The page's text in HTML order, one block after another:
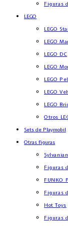
Figuras
LEGO
LEGO
LEGO
LEGO DC
LEGO
LEGO
LEGO
LEGO
Otros
Sets de Playmobil
Otras figuras
Figuras
FUNKO
Figuras
Hot Toys
Figuras